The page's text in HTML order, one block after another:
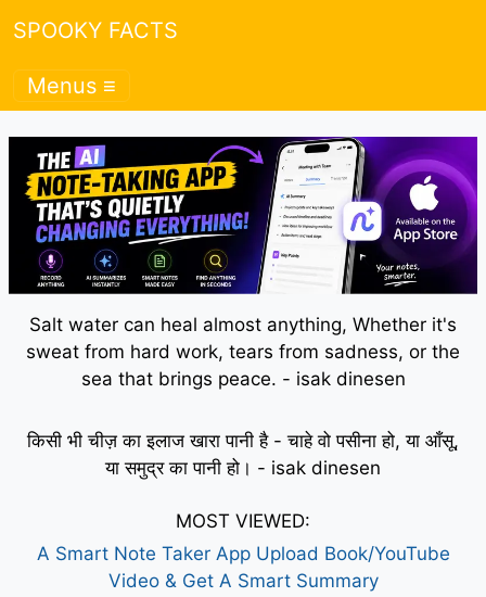
SPOOKY FACTS
Menus ≡
Salt water can heal almost anything, Whether it's
sweat from hard work, tears from sadness, or the
sea that brings peace. - isak dinesen
किसी भी चीज़ का इलाज खारा पानी है - चाहे वो पसीना हो, या आँसू,
या समुद्र का पानी हो। - isak dinesen
MOST VIEWED:
A Smart Note Taker App Upload Book/YouTube
Video & Get A Smart Summary